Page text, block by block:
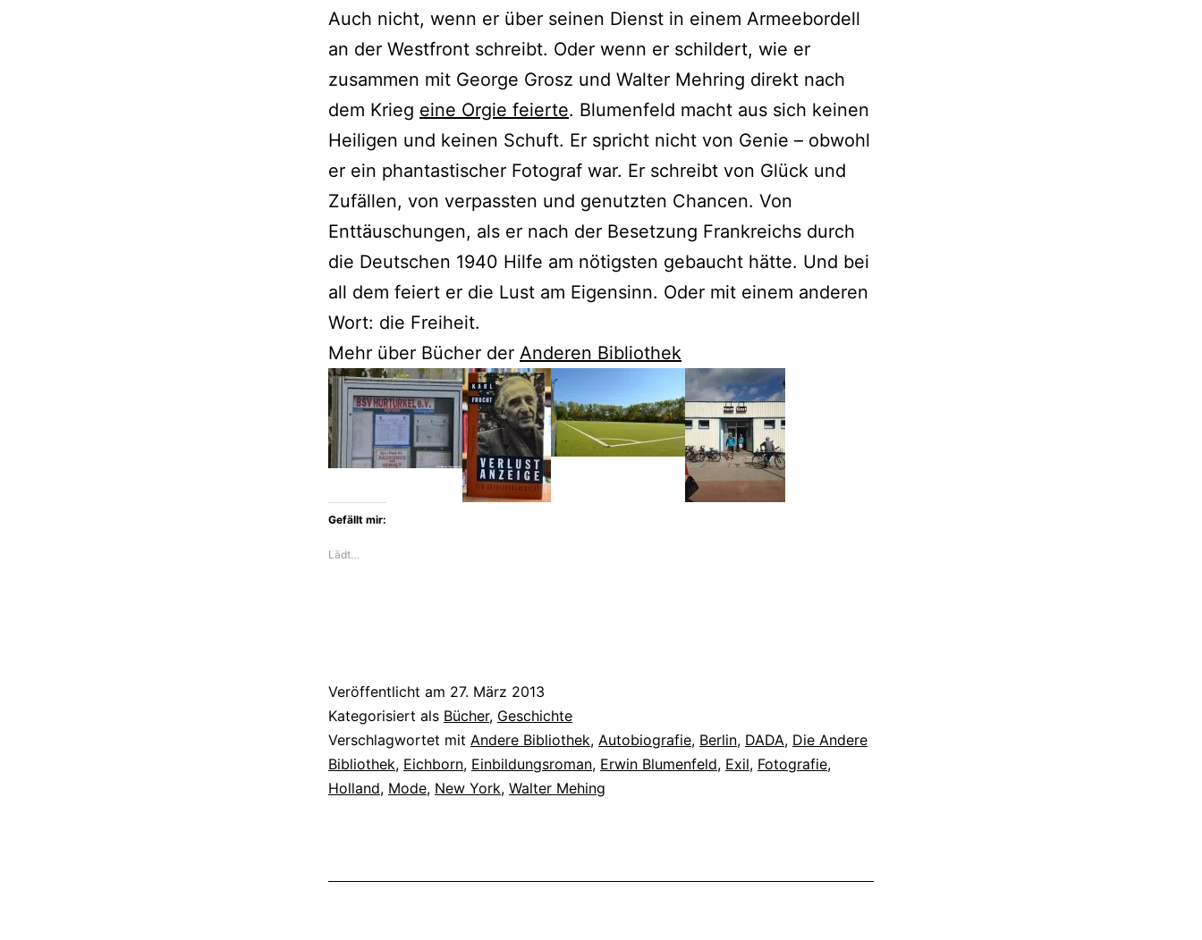
Auch nicht, wenn er über seinen Dienst in einem Armeebordell
an der Westfront schreibt. Oder wenn er schildert, wie er
zusammen mit George Grosz und Walter Mehring direkt nach
dem Krieg eine Orgie feierte. Blumenfeld macht aus sich keinen
Heiligen und keinen Schuft. Er spricht nicht von Genie – obwohl
er ein phantastischer Fotograf war. Er schreibt von Glück und
Zufällen, von verpassten und genutzten Chancen. Von
Enttäuschungen, als er nach der Besetzung Frankreichs durch
die Deutschen 1940 Hilfe am nötigsten gebaucht hätte. Und bei
all dem feiert er die Lust am Eigensinn. Oder mit einem anderen
Wort: die Freiheit.
Mehr über Bücher der Anderen Bibliothek
Gefällt mir:
Lädt…
Veröffentlicht am 27. März 2013
Kategorisiert als Bücher, Geschichte
Verschlagwortet mit Andere Bibliothek, Autobiografie, Berlin, DADA, Die Andere
Bibliothek, Eichborn, Einbildungsroman, Erwin Blumenfeld, Exil, Fotografie,
Holland, Mode, New York, Walter Mehing